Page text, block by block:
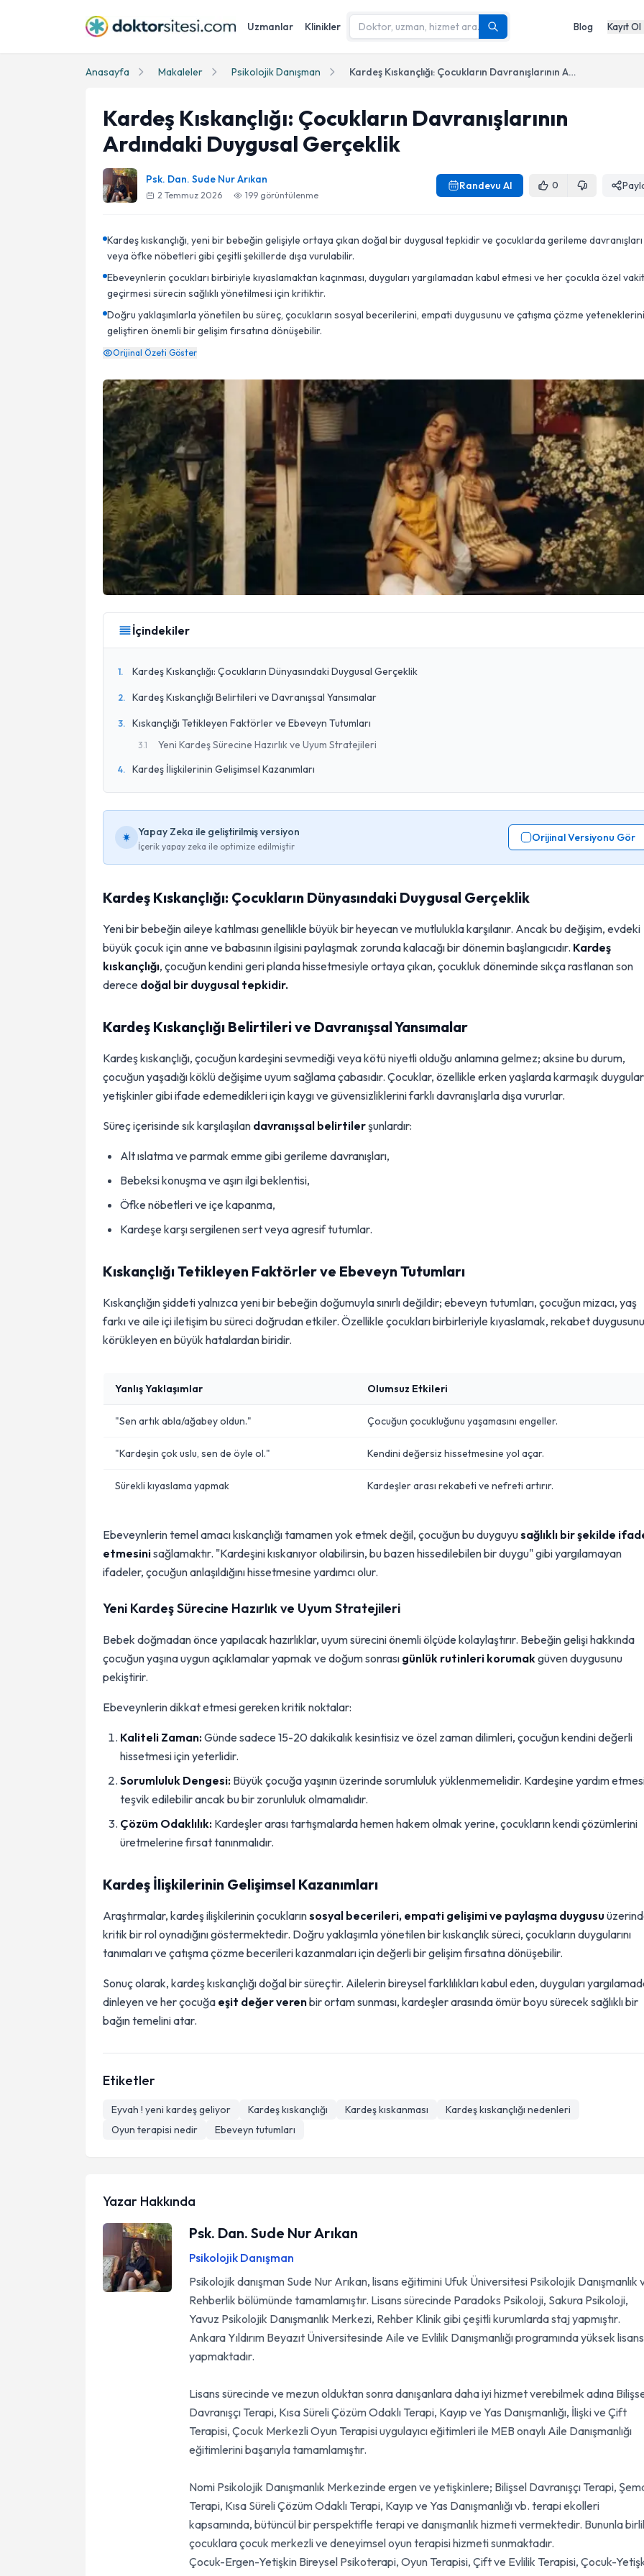
Uzmanlar Klinikler Blog Kayıt Ol
Anasayfa Makaleler Psikolojik Danışman Kardeş Kıskançlığı: Çocukların Davranışlarının Ardındaki Duygusal Gerçeklik
Kardeş Kıskançlığı: Çocukların Davranışlarının
Ardındaki Duygusal Gerçeklik
Psk. Dan. Sude Nur Arıkan
2 Temmuz 2026 199 görüntülenme
Randevu Al 0
Kardeş kıskançlığı, yeni bir bebeğin gelişiyle ortaya çıkan doğal bir duygusal tepkidir ve çocuklarda gerileme davranışları
veya öfke nöbetleri gibi çeşitli şekillerde dışa vurulabilir.
Ebeveynlerin çocukları birbiriyle kıyaslamaktan kaçınması, duyguları yargılamadan kabul etmesi ve her çocukla özel vakit
geçirmesi sürecin sağlıklı yönetilmesi için kritiktir.
Doğru yaklaşımlarla yönetilen bu süreç, çocukların sosyal becerilerini, empati duygusunu ve çatışma çözme yeteneklerini
geliştiren önemli bir gelişim fırsatına dönüşebilir.
Orijinal Özeti Göster
İçindekiler
1. Kardeş Kıskançlığı: Çocukların Dünyasındaki Duygusal Gerçeklik
2. Kardeş Kıskançlığı Belirtileri ve Davranışsal Yansımalar
3. Kıskançlığı Tetikleyen Faktörler ve Ebeveyn Tutumları
3.1 Yeni Kardeş Sürecine Hazırlık ve Uyum Stratejileri
4. Kardeş İlişkilerinin Gelişimsel Kazanımları
Yapay Zeka ile geliştirilmiş versiyon
İçerik yapay zeka ile optimize edilmiştir
Orijinal Versiyonu Gör
Kardeş Kıskançlığı: Çocukların Dünyasındaki Duygusal Gerçeklik
Yeni bir bebeğin aileye katılması genellikle büyük bir heyecan ve mutlulukla karşılanır. Ancak bu değişim, evdeki
büyük çocuk için anne ve babasının ilgisini paylaşmak zorunda kalacağı bir dönemin başlangıcıdır. Kardeş
kıskançlığı, çocuğun kendini geri planda hissetmesiyle ortaya çıkan, çocukluk döneminde sıkça rastlanan son
derece doğal bir duygusal tepkidir.
Kardeş Kıskançlığı Belirtileri ve Davranışsal Yansımalar
Kardeş kıskançlığı, çocuğun kardeşini sevmediği veya kötü niyetli olduğu anlamına gelmez; aksine bu durum,
çocuğun yaşadığı köklü değişime uyum sağlama çabasıdır. Çocuklar, özellikle erken yaşlarda karmaşık
yetişkinler gibi ifade edemedikleri için kaygı ve güvensizliklerini farklı davranışlarla dışa vururlar.
Süreç içerisinde sık karşılaşılan davranışsal belirtilerşunlardır:
Alt ıslatma ve parmak emme gibi gerileme davranışları,
Bebeksi konuşma ve aşırı ilgi beklentisi,
Öfke nöbetleri ve içe kapanma,
Kardeşe karşı sergilenen sert veya agresif tutumlar.
Kıskançlığı Tetikleyen Faktörler ve Ebeveyn Tutumları
Kıskançlığın şiddeti yalnızca yeni bir bebeğin doğumuyla sınırlı değildir; ebeveyn tutumları, çocuğun mizacı, yaş
farkı ve aile içi iletişim bu süreci doğrudan etkiler. Özellikle çocukları birbirleriyle kıyaslamak, rekabet duygusunu
körükleyen en büyük hatalardan biridir.
Yanlış Yaklaşımlar Olumsuz Etkileri
"Sen artık abla/ağabey oldun." Çocuğun çocukluğunu yaşamasını engeller.
"Kardeşin çok uslu, sen de öyle ol." Kendini değersiz hissetmesine yol açar.
Sürekli kıyaslama yapmak Kardeşler arası rekabeti ve nefreti artırır.
Ebeveynlerin temel amacı kıskançlığı tamamen yok etmek değil, çocuğun bu duyguyusağlıklı bir şekilde
etmesinisağlamaktır. "Kardeşini kıskanıyor olabilirsin, bu bazen hissedilebilen bir duygu" gibi yargılamayan
ifadeler, çocuğun anlaşıldığını hissetmesine yardımcı olur.
Yeni Kardeş Sürecine Hazırlık ve Uyum Stratejileri
Bebek doğmadan önce yapılacak hazırlıklar, uyum sürecini önemli ölçüde kolaylaştırır. Bebeğin gelişi hakkında
çocuğun yaşına uygun açıklamalar yapmak ve doğum sonrası günlük rutinleri korumakgüven duygusunu
pekiştirir.
Ebeveynlerin dikkat etmesi gereken kritik noktalar:
Kaliteli Zaman:Günde sadece 15-20 dakikalık kesintisiz ve özel zaman dilimleri, çocuğun kendini değerli
hissetmesi için yeterlidir.
Sorumluluk Dengesi: Büyük çocuğa yaşının üzerinde sorumluluk yüklenmemelidir. Kardeşine yardım
teşvik edilebilir ancak bu bir zorunluluk olmamalıdır.
Çözüm Odaklılık: Kardeşler arası tartışmalarda hemen hakem olmak yerine, çocukların kendi çözümlerini
üretmelerine fırsat tanınmalıdır.
Kardeş İlişkilerinin Gelişimsel Kazanımları
Araştırmalar, kardeş ilişkilerinin çocuklarınsosyal becerileri, empati gelişimi ve paylaşma duygusu
kritik bir rol oynadığını göstermektedir. Doğru yaklaşımla yönetilen bir kıskançlık süreci, çocukların duygularını
tanımaları ve çatışma çözme becerileri kazanmaları için değerli bir gelişim fırsatına dönüşebilir.
Sonuç olarak, kardeş kıskançlığı doğal bir süreçtir. Ailelerin bireysel farklılıkları kabul eden, duyguları
dinleyen ve her çocuğa eşit değer verenbir ortam sunması, kardeşler arasında ömür boyu sürecek sağlıklı bir
bağın temelini atar.
Etiketler
Eyvah ! yeni kardeş geliyor Kardeş kıskançlığı Kardeş kıskanması
Kardeş kıskançlığı nedenleri
Oyun terapisi nedir
Ebeveyn tutumları
Yazar Hakkında
Psk. Dan. Sude Nur Arıkan
Psikolojik Danışman
Psikolojik danışman Sude Nur Arıkan, lisans eğitimini Ufuk Üniversitesi Psikolojik Danışmanlık
Rehberlik bölümünde tamamlamıştır. Lisans sürecinde Paradoks Psikoloji, Sakura Psikoloji,
Yavuz Psikolojik Danışmanlık Merkezi, Rehber Klinik gibi çeşitli kurumlarda staj yapmıştır.
Ankara Yıldırım Beyazıt Üniversitesinde Aile ve Evlilik Danışmanlığı programında yüksek lisans
yapmaktadır.
Lisans sürecinde ve mezun olduktan sonra danışanlara daha iyi hizmet verebilmek adına
Davranışçı Terapi, Kısa Süreli Çözüm Odaklı Terapi, Kayıp ve Yas Danışmanlığı, İlişki ve Çift
Terapisi, Çocuk Merkezli Oyun Terapisi uygulayıcı eğitimleri ile MEB onaylı Aile Danışmanlığı
eğitimlerini başarıyla tamamlamıştır.
Nomi Psikolojik Danışmanlık Merkezinde ergen ve yetişkinlere; Bilişsel Davranışçı Terapi,
Terapi, Kısa Süreli Çözüm Odaklı Terapi, Kayıp ve Yas Danışmanlığı vb. terapi ekolleri
kapsamında, bütüncül bir perspektifle terapi ve danışmanlık hizmeti vermektedir. Bununla
çocuklara çocuk merkezli ve deneyimsel oyun terapisi hizmeti sunmaktadır.
Çocuk-Ergen-Yetişkin Bireysel Psikoterapi, Oyun Terapisi, Çift ve Evlilik Terapisi, Çocuk-